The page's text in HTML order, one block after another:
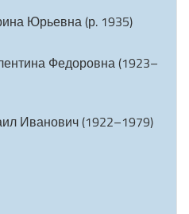
Юрьевна (р. 1935)
Федоровна (1923–
Иванович (1922–1979)